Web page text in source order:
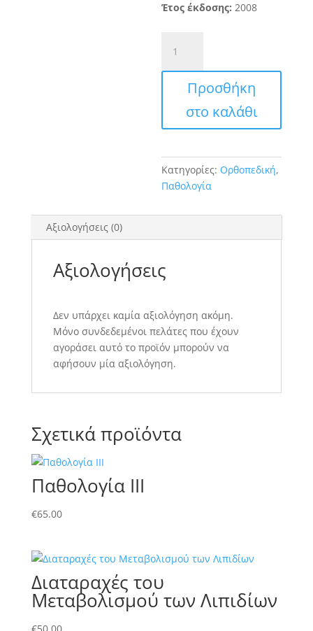
Έτος έκδοσης:2008
Παθολογία
ποσότητα
Προσθήκη
στο καλάθι
Κατηγορίες: Ορθοπεδική,
Παθολογία
Αξιολογήσεις (0)
Αξιολογήσεις
Δεν υπάρχει καμία αξιολόγηση ακόμη.
Μόνο συνδεδεμένοι πελάτες που έχουν
αγοράσει αυτό το προϊόν μπορούν να
αφήσουν μία αξιολόγηση.
Σχετικά προϊόντα
Παθολογία ΙΙΙ
€65.00
Διαταραχές του
Μεταβολισμού των Λιπιδίων